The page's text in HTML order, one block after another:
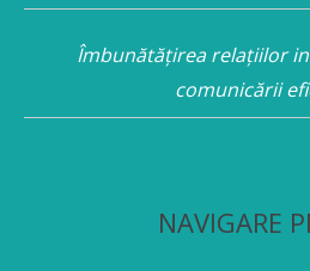
Îmbunătățirea relațiilor
comunicării
NAVIGARE